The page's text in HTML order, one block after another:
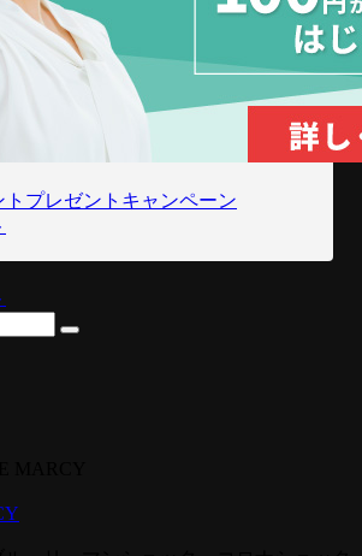
プレゼントキャンペーン